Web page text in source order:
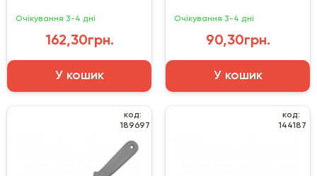
Очікування 3-4 дні
162,30грн.
У кошик
Очікування 3-4 дні
90,30грн.
У кошик
код:
189697
код:
144187